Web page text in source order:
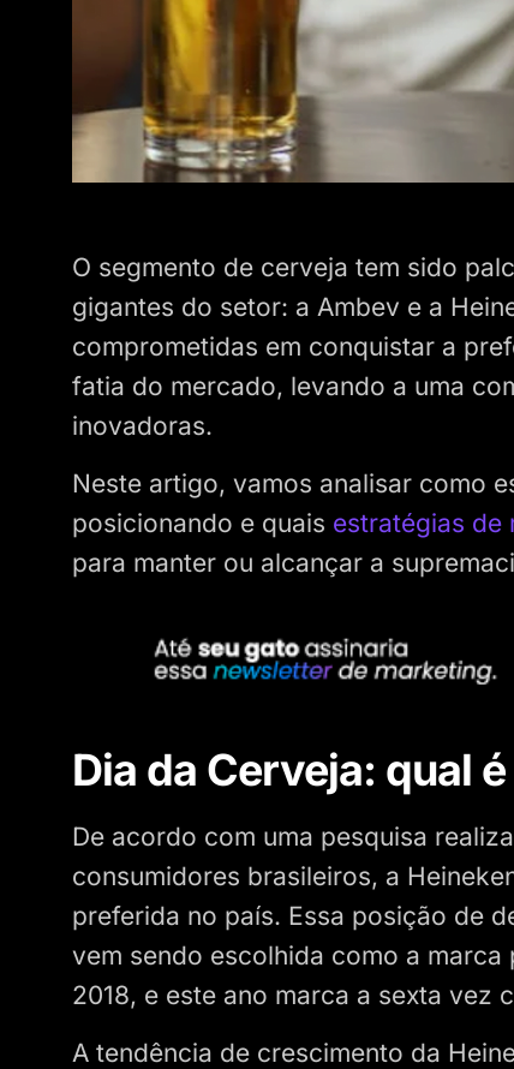
O segmento de cerveja tem sido
gigantes do setor: a Ambev e a
comprometidas em conquistar a
fatia do mercado, levando a uma
inovadoras.
Neste artigo, vamos analisar como
posicionando e quais estratégias de
para manter ou alcançar a
Dia da Cerveja: qual
De acordo com uma pesquisa
consumidores brasileiros, a
preferida no país. Essa posição de
vem sendo escolhida como a
2018, e este ano marca a sexta vez
A tendência de crescimento da